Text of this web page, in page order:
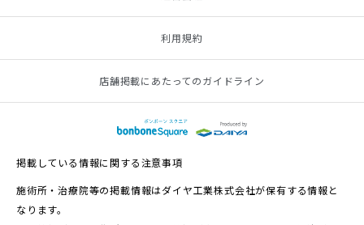
利用規約
店舗掲載にあたってのガイドライン
掲載している情報に関する注意事項
施術所・治療院等の掲載情報はダイヤ工業株式会社が保有する情報と
なります。